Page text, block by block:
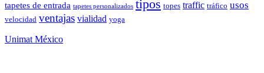
tapetes de entrada tapetes personalizados tipos topes traffic tráfico usos
velocidad ventajas vialidad yoga
Unimat México